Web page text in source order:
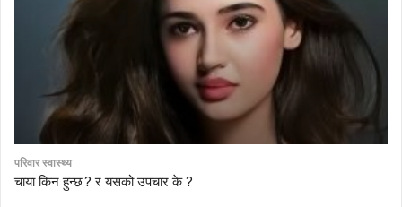
परिवार स्वास्थ्य
चाया किन हुन्छ ? र यसको उपचार के ?